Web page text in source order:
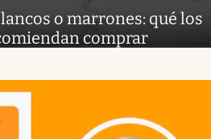
o marrones: qué los
comprar